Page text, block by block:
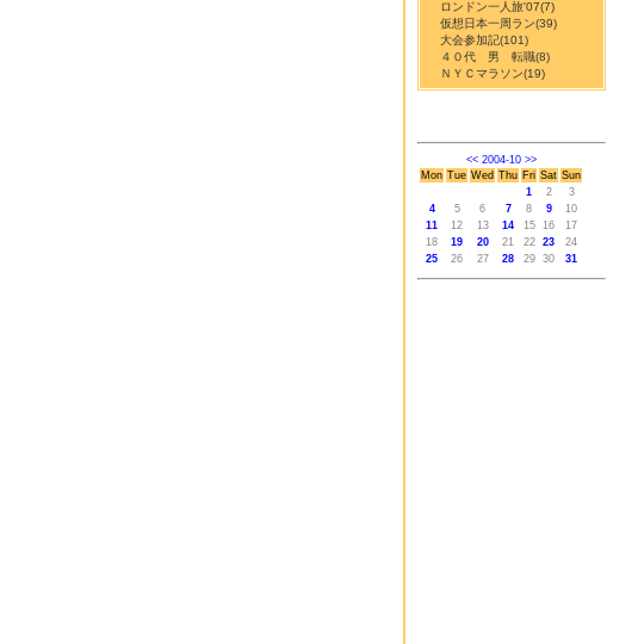
ロンドン一人旅'07(7)
仮想日本一周ラン(39)
大会参加記(101)
４０代 男 転職(8)
ＮＹＣマラソン(19)
<< 2004-10 >>
Mon Tue Wed Thu Fri Sat Sun
1
2
3
4
5 6 7 8 9
10
11
12 13 14 15 16
17
18
19 20 21 22 23
24
25
26 27 28 29 30 31